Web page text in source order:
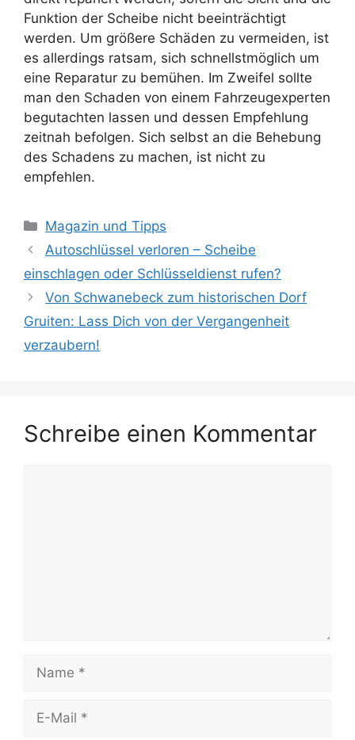
Funktion der Scheibe nicht beeinträchtigt
werden. Um größere Schäden zu vermeiden, ist
es allerdings ratsam, sich schnellstmöglich um
eine Reparatur zu bemühen. Im Zweifel sollte
man den Schaden von einem Fahrzeugexperten
begutachten lassen und dessen Empfehlung
zeitnah befolgen. Sich selbst an die Behebung
des Schadens zu machen, ist nicht zu
empfehlen.
Kategorien
Magazin und Tipps
Autoschlüssel verloren – Scheibe
einschlagen oder Schlüsseldienst rufen?
Von Schwanebeck zum historischen Dorf
Gruiten: Lass Dich von der Vergangenheit
verzaubern!
Schreibe einen Kommentar
Name